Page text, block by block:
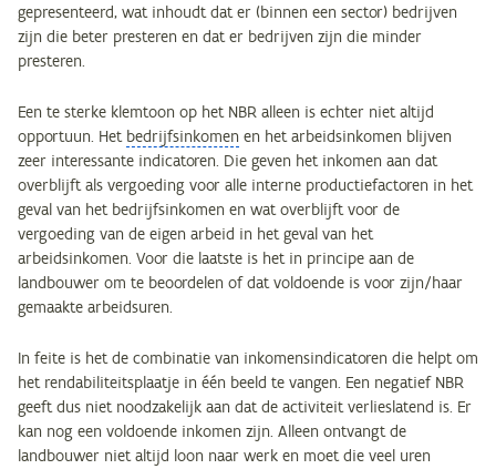
gepresenteerd, wat inhoudt dat er (binnen een sector) bedrijven
zijn die beter presteren en dat er bedrijven zijn die minder
presteren.
Een te sterke klemtoon op het NBR alleen is echter niet altijd
opportuun. Het bedrijfsinkomen en het arbeidsinkomen blijven
zeer interessante indicatoren. Die geven het inkomen aan dat
overblijft als vergoeding voor alle interne productiefactoren in het
geval van het bedrijfsinkomen en wat overblijft voor de
vergoeding van de eigen arbeid in het geval van het
arbeidsinkomen. Voor die laatste is het in principe aan de
landbouwer om te beoordelen of dat voldoende is voor zijn/haar
gemaakte arbeidsuren.
In feite is het de combinatie van inkomensindicatoren die helpt om
het rendabiliteitsplaatje in één beeld te vangen. Een negatief NBR
geeft dus niet noodzakelijk aan dat de activiteit verlieslatend is. Er
kan nog een voldoende inkomen zijn. Alleen ontvangt de
landbouwer niet altijd loon naar werk en moet die veel uren